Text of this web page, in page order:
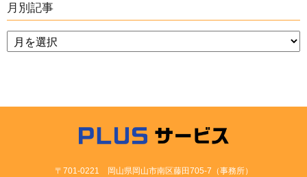
月別記事
〒701-0221 岡山県岡山市南区藤田705-7（事務所）